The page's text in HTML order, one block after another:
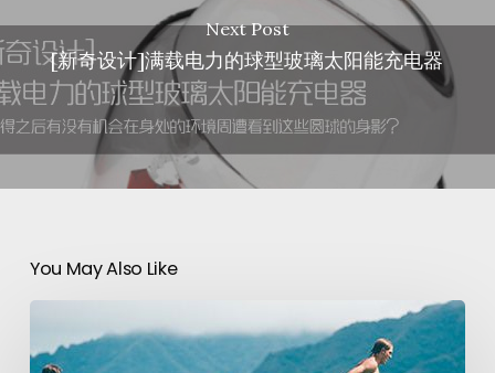
Next Post
[新奇设计]满载电力的球型玻璃太阳能充电器
You May Also Like